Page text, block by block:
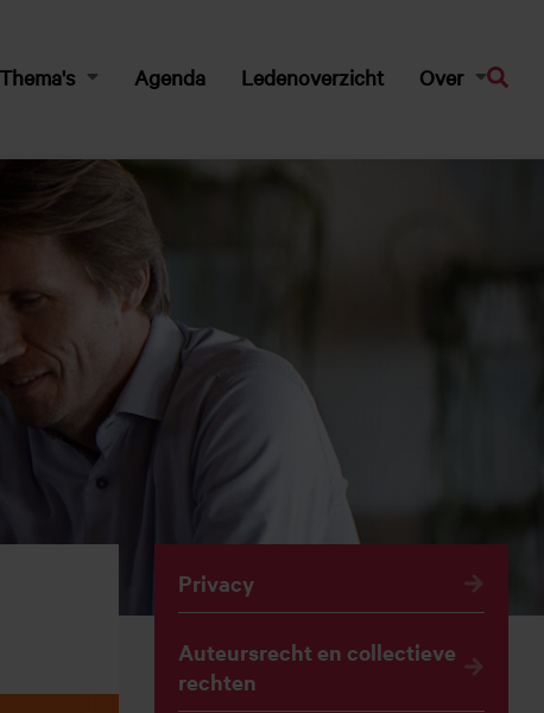
Thema's Agenda Ledenoverzicht Over
Privacy
Auteursrecht en collectieve
rechten